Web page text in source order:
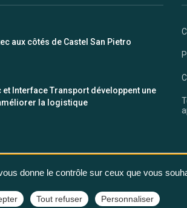
aux côtés de Castel San Pietro
et Interface Transport développent une
la logistique
donne le contrôle sur ceux que vous
Tout refuser Personnaliser